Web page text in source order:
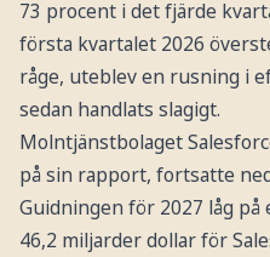
73 procent i det fjärde
första kvartalet 2026
råge, uteblev en rusning i
sedan handlats slagigt.
Molntjänstbolaget
på sin rapport, fortsatte
Guidningen för 2027 låg
46,2 miljarder dollar för